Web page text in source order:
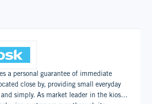
a personal guarantee of immediate
close by, providing small everyday
simply. As market leader in the kiosk